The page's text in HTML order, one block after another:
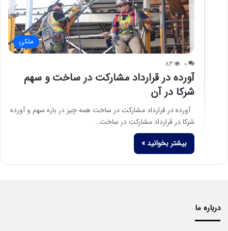
ملکی
0
83
آورده در قرارداد مشارکت در ساخت و سهم
شرکا در آن
آورده در قرارداد مشارکت در ساخت همه چیز در باره سهم و آورده
شرکا در قرارداد مشارکت در ساخت…
بیشتر بخوانید »
درباره ما